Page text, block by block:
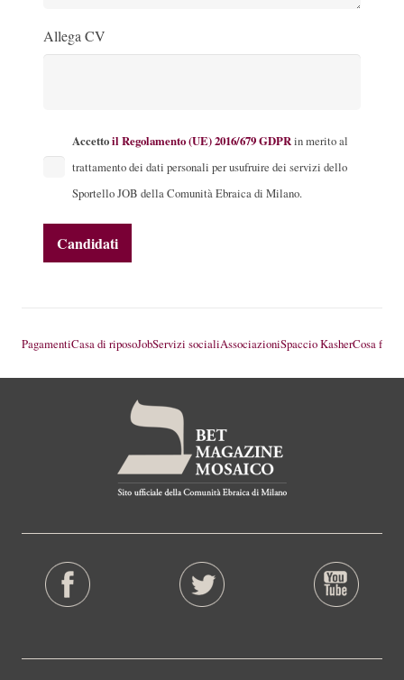
Allega CV
Accettoil Regolamento (UE) 2016/679 GDPRin merito al
trattamento dei dati personali per usufruire dei servizi dello
Sportello JOB della Comunità Ebraica di Milano.
PagamentiCasa di riposoJobServizi socialiAssociazioniSpaccio KasherCosa fare